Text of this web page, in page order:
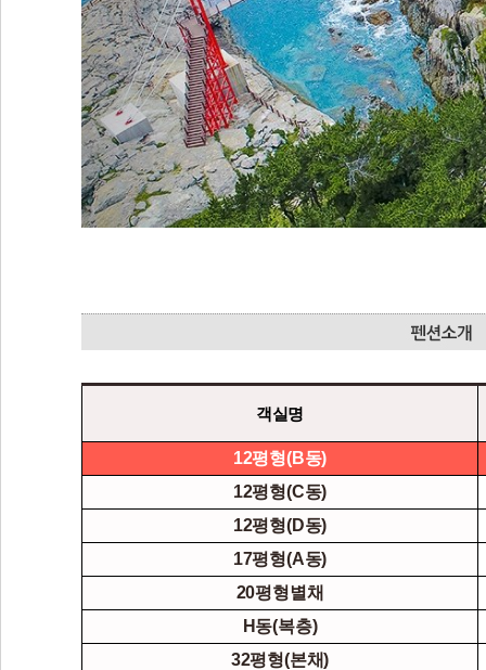
12평형(B동)
12평형(C동)
12평형(D동)
17평형(A동)
20평형별채
H동(복층)
32평형(본채)